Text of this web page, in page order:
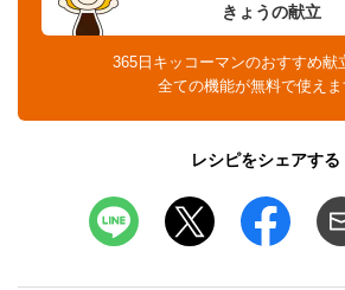
きょうの献立
365日キッコーマンのおすすめ献
全ての機能が無料で使えま
レシピをシェアする